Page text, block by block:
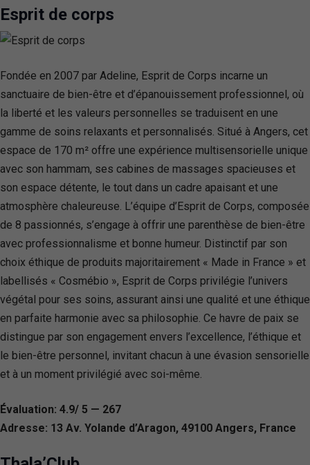
Esprit de corps
Fondée en 2007 par Adeline, Esprit de Corps incarne un
sanctuaire de bien-être et d’épanouissement professionnel, où
la liberté et les valeurs personnelles se traduisent en une
gamme de soins relaxants et personnalisés. Situé à Angers, cet
espace de 170 m² offre une expérience multisensorielle unique
avec son hammam, ses cabines de massages spacieuses et
son espace détente, le tout dans un cadre apaisant et une
atmosphère chaleureuse. L’équipe d’Esprit de Corps, composée
de 8 passionnés, s’engage à offrir une parenthèse de bien-être
avec professionnalisme et bonne humeur. Distinctif par son
choix éthique de produits majoritairement « Made in France » et
labellisés « Cosmébio », Esprit de Corps privilégie l’univers
végétal pour ses soins, assurant ainsi une qualité et une éthique
en parfaite harmonie avec sa philosophie. Ce havre de paix se
distingue par son engagement envers l’excellence, l’éthique et
le bien-être personnel, invitant chacun à une évasion sensorielle
et à un moment privilégié avec soi-même.
Évaluation: 4.9/ 5 — 267
Adresse: 13 Av. Yolande d’Aragon, 49100 Angers, France